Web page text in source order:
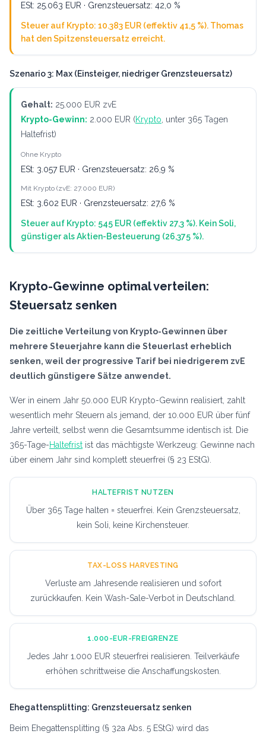
ESt: 25.063 EUR · Grenzsteuersatz: 42,0 %
Steuer auf Krypto: 10.383 EUR (effektiv 41,5 %). Thomas
hat den Spitzensteuersatz erreicht.
Szenario 3: Max (Einsteiger, niedriger Grenzsteuersatz)
Gehalt: 25.000 EUR zvE
Krypto-Gewinn: 2.000 EUR (Krypto , unter 365 Tagen
Haltefrist)
Ohne Krypto
ESt: 3.057 EUR · Grenzsteuersatz: 26,9 %
Mit Krypto (zvE: 27.000 EUR)
ESt: 3.602 EUR · Grenzsteuersatz: 27,6 %
Steuer auf Krypto: 545 EUR (effektiv 27,3 %). Kein Soli,
günstiger als Aktien-Besteuerung (26,375 %).
Krypto-Gewinne optimal verteilen:
Steuersatz senken
Die zeitliche Verteilung von Krypto-Gewinnen über
mehrere Steuerjahre kann die Steuerlast erheblich
senken, weil der progressive Tarif bei niedrigerem zvE
deutlich günstigere Sätze anwendet.
Wer in einem Jahr 50.000 EUR Krypto-Gewinn realisiert, zahlt
wesentlich mehr Steuern als jemand, der 10.000 EUR über fünf
Jahre verteilt, selbst wenn die Gesamtsumme identisch ist. Die
365-Tage-Haltefrist ist das mächtigste Werkzeug: Gewinne nach
über einem Jahr sind komplett steuerfrei (§ 23 EStG).
HALTEFRIST NUTZEN
Über 365 Tage halten = steuerfrei. Kein Grenzsteuersatz,
kein Soli, keine Kirchensteuer.
TAX-LOSS HARVESTING
Verluste am Jahresende realisieren und sofort
zurückkaufen. Kein Wash-Sale-Verbot in Deutschland.
1.000-EUR-FREIGRENZE
Jedes Jahr 1.000 EUR steuerfrei realisieren. Teilverkäufe
erhöhen schrittweise die Anschaffungskosten.
Ehegattensplitting: Grenzsteuersatz senken
Beim Ehegattensplitting (§ 32a Abs. 5 EStG) wird das